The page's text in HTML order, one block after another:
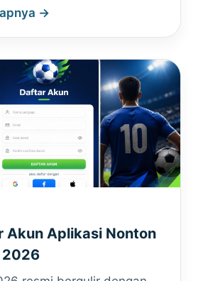
→
Akun Aplikasi Nonton
2026